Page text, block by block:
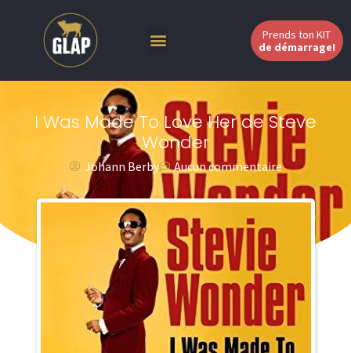
Prends ton KIT
de démarrage!
I Was Made To Love Her de Steve
Wonder
Johann Berby Aucun commentaire